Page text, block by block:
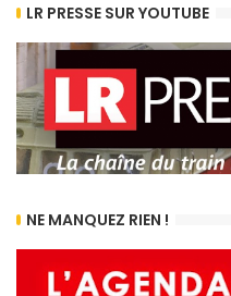
LR PRESSE SUR YOUTUBE
NE MANQUEZ RIEN !